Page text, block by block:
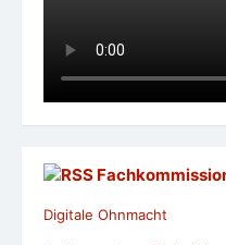
Digitale Ohnmacht